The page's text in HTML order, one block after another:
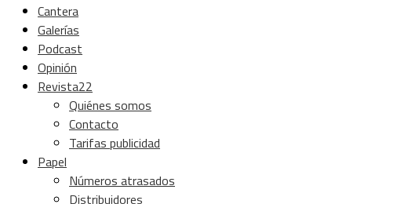
Cantera
Galerías
Podcast
Opinión
Revista22
Quiénes somos
Contacto
Tarifas publicidad
Papel
Números atrasados
Distribuidores